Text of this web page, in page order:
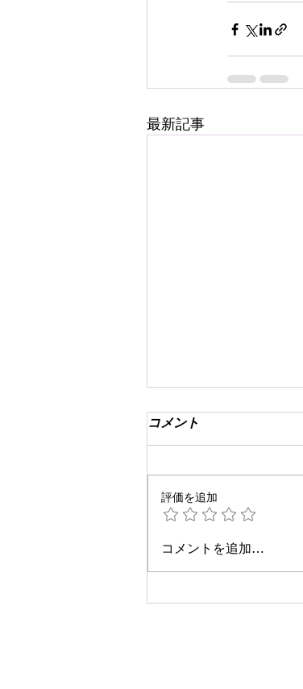
最新記事
☆肩こり・腰痛予防☆
コメント
評価を追加
コメントを追加…